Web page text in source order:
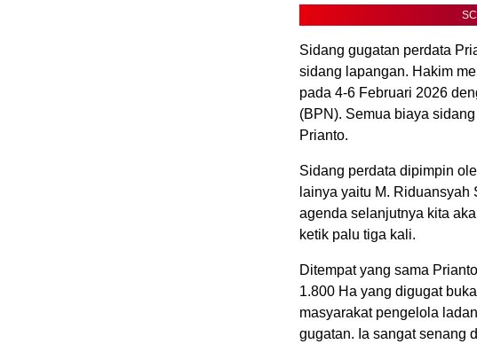
Sidang gugatan perdata
sidang lapangan. Hakim
pada 4-6 Februari 2026
(BPN). Semua biaya
Prianto.
Sidang perdata dipimpin
lainya yaitu M.
agenda selanjutnya kita
ketik palu tiga kali.
Ditempat yang sama
1.800 Ha yang digugat
masyarakat pengelola
gugatan. Ia sangat senang